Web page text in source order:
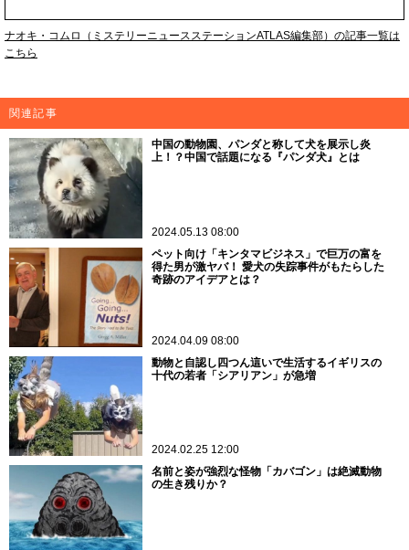
ナオキ・コムロ（ミステリーニュースステーションATLAS編集部）の記事一覧は
こちら
関連記事
中国の動物園、パンダと称して犬を展示し炎
上！？中国で話題になる『パンダ犬』とは
2024.05.13 08:00
ペット向け「キンタマビジネス」で巨万の富を
得た男が激ヤバ！ 愛犬の失踪事件がもたらした
奇跡のアイデアとは？
2024.04.09 08:00
動物と自認し四つん這いで生活するイギリスの
十代の若者「シアリアン」が急増
2024.02.25 12:00
名前と姿が強烈な怪物「カバゴン」は絶滅動物
の生き残りか？